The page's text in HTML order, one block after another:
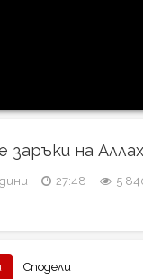
на
27:48 5
Сподели